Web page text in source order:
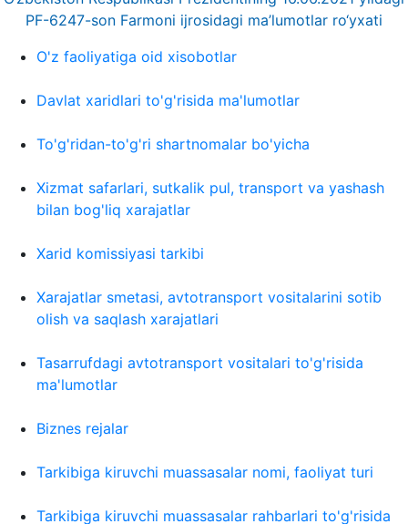
PF-6247-son Farmoni ijrosidagi ma’lumotlar ro‘yxati
O'z faoliyatiga oid xisobotlar
Davlat xaridlari to'g'risida ma'lumotlar
To'g'ridan-to'g'ri shartnomalar bo'yicha
Xizmat safarlari, sutkalik pul, transport va yashash
bilan bog'liq xarajatlar
Xarid komissiyasi tarkibi
Xarajatlar smetasi, avtotransport vositalarini sotib
olish va saqlash xarajatlari
Tasarrufdagi avtotransport vositalari to'g'risida
ma'lumotlar
Biznes rejalar
Tarkibiga kiruvchi muassasalar nomi, faoliyat turi
Tarkibiga kiruvchi muassasalar rahbarlari to'g'risida